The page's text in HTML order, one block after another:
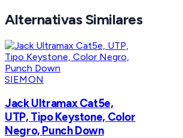
Alternativas Similares
SIEMON
Jack Ultramax Cat5e,
UTP, Tipo Keystone, Color
Negro, Punch Down